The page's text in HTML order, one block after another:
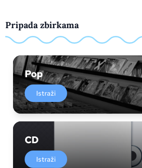
Pripada zbirkama
Pop
Istraži
CD
Istraži